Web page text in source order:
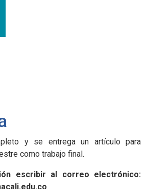
y se entrega un artículo para
como trabajo final.
escribir al correo electrónico: